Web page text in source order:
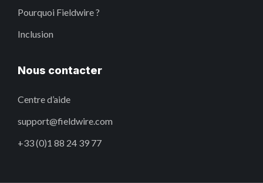
Pourquoi Fieldwire ?
Inclusion
Nous contacter
Centre d’aide
support@fieldwire.com
+33 (0)1 88 24 39 77